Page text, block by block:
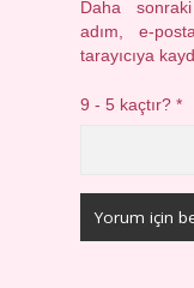
Daha
adım, e-
tarayıcıya
9 - 5 kaçtır?*